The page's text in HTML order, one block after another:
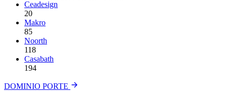
Ceadesign
20
Makro
85
Noorth
118
Сasabath
194
DOMINIO PORTE